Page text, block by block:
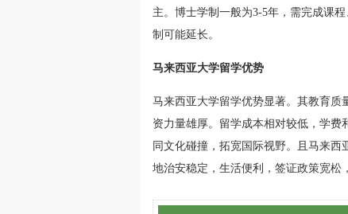
主。博士学制一般为3-5年，需完成课
制可能延长。
马来西亚大学留学优势
马来西亚大学留学优势显著。其教育质
资力量雄厚。留学成本相对较低，学
同文化碰撞，拓宽国际视野。且马来
地治安稳定，生活便利，签证政策宽松